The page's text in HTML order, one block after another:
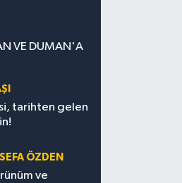
VE DUMAN'A
tarihten gelen
ÖZDEN
ve